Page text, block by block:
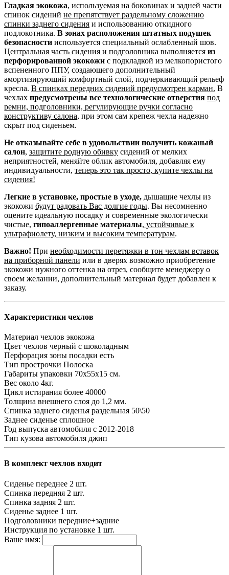
Гладкая экокожа, используемая на боковинах и задней части
спинок сидений не препятствует раздельному сложению
спинки заднего сидения и использованию откидного
подлокотника. В зонах расположения штатных подушек
безопасности используется специальный ослабленный шов.
Центральная часть сидения и подголовника выполняется из
перфорированной экокожи с подкладкой из мелкопористого
вспененного ППУ, создающего дополнительный
амортизирующий комфортный слой, подчеркивающий рельеф
кресла. В спинках передних сидений предусмотрен карман. В
чехлах предусмотрены все технологические отверстия под
ремни, подголовники, регулирующие ручки согласно
конструктиву салона, при этом сам крепеж чехла надежно
скрыт под сиденьем.
Не отказывайте себе в удовольствии получить кожаный
салон, защитите родную обивку сидений от мелких
неприятностей, меняйте облик автомобиля, добавляя ему
индивидуальности, теперь это так просто, купите чехлы на
сидения!
Легкие в установке, простые в уходе, дышащие чехлы из
экокожи будут радовать Вас долгие годы. Вы несомненно
оцените идеальную посадку и современные экологически
чистые, гипоаллергенные материалы, устойчивые к
ультрафиолету, низким и высоким температурам.
Важно! При необходимости перетяжки в тон чехлам вставок
на приборной панели или в дверях возможно приобретение
экокожи нужного оттенка на отрез, сообщите менеджеру о
своем желании, дополнительный материал будет добавлен к
заказу.
Характеристики чехлов
Материал чехлов экокожа
Цвет чехлов черный с шоколадным
Перфорация зоны посадки есть
Тип прострочки Полоска
Габариты упаковки 70х55х15 см.
Вес около 4кг.
Цикл истирания более 40000
Толщина внешнего слоя до 1,2 мм.
Спинка заднего сиденья раздельная 50\50
Заднее сиденье сплошное
Год выпуска автомобиля с 2012-2018
Тип кузова автомобиля джип
В комплект чехлов входит
Сиденье переднее 2 шт.
Спинка передняя 2 шт.
Спинка задняя 2 шт.
Сиденье заднее 1 шт.
Подголовники передние+задние
Инструкция по установке 1 шт.
Ваше имя: